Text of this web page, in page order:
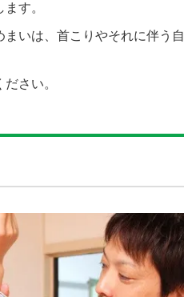
す。
いは、首こりやそれに伴う
さい。